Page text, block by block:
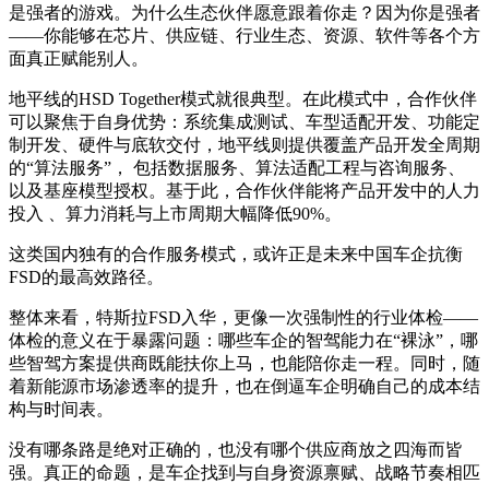
是强者的游戏。为什么生态伙伴愿意跟着你走？因为你是强者
——你能够在芯片、供应链、行业生态、资源、软件等各个方
面真正赋能别人。
地平线的HSD Together模式就很典型。在此模式中，合作伙伴
可以聚焦于自身优势：系统集成测试、车型适配开发、功能定
制开发、硬件与底软交付，地平线则提供覆盖产品开发全周期
的“算法服务”， 包括数据服务、算法适配工程与咨询服务、
以及基座模型授权。基于此，合作伙伴能将产品开发中的人力
投入 、算力消耗与上市周期大幅降低90%。
这类国内独有的合作服务模式，或许正是未来中国车企抗衡
FSD的最高效路径。
整体来看，特斯拉FSD入华，更像一次强制性的行业体检——
体检的意义在于暴露问题：哪些车企的智驾能力在“裸泳”，哪
些智驾方案提供商既能扶你上马，也能陪你走一程。同时，随
着新能源市场渗透率的提升，也在倒逼车企明确自己的成本结
构与时间表。
没有哪条路是绝对正确的，也没有哪个供应商放之四海而皆
强。真正的命题，是车企找到与自身资源禀赋、战略节奏相匹